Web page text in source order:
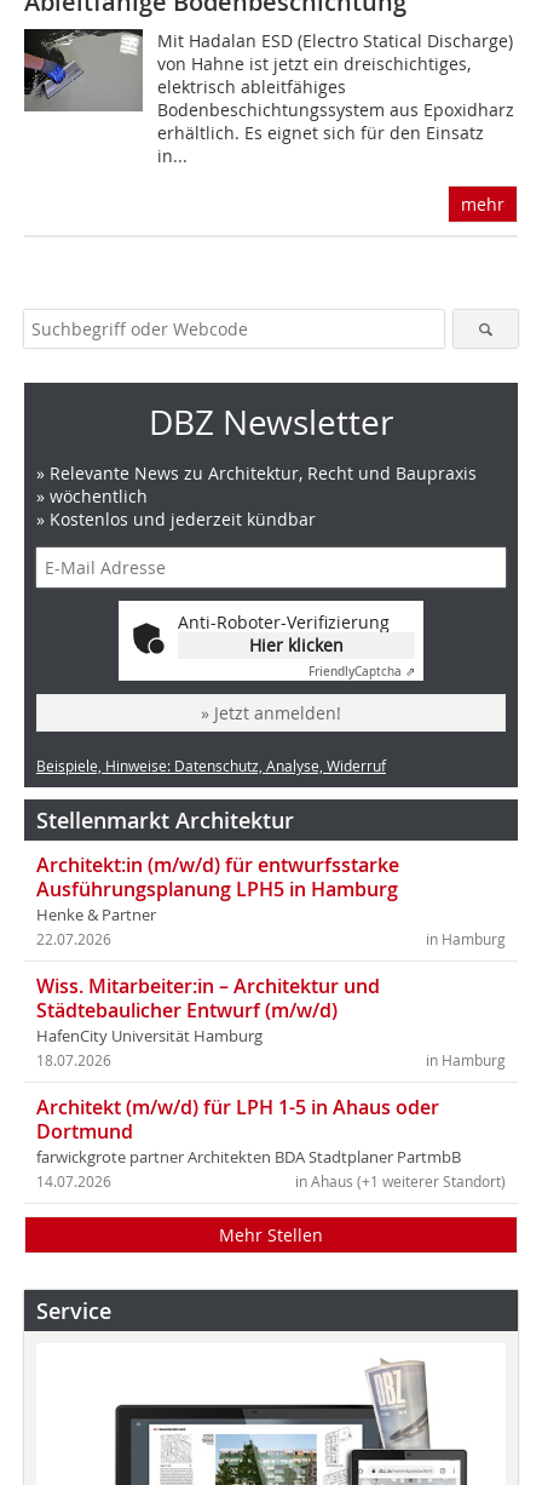
Mit Hadalan ESD (Electro Statical Discharge)
von Hahne ist jetzt ein dreischichtiges,
elektrisch ableitfähiges
Bodenbeschichtungssystem aus Epoxidharz
erhältlich. Es eignet sich für den Einsatz
in...
mehr
DBZ Newsletter
» Relevante News zu Architektur, Recht und Baupraxis
» wöchentlich
» Kostenlos und jederzeit kündbar
Anti-Roboter-Verifizierung
Hier klicken
FriendlyCaptcha ⇗
» Jetzt anmelden!
Beispiele, Hinweise: Datenschutz, Analyse, Widerruf
Stellenmarkt Architektur
Architekt:in (m/w/d) für entwurfsstarke
Ausführungsplanung LPH5 in Hamburg
Henke & Partner
in Hamburg
22.07.2026
Wiss. Mitarbeiter:in – Architektur und
Städtebaulicher Entwurf (m/w/d)
HafenCity Universität Hamburg
in Hamburg
18.07.2026
Architekt (m/w/d) für LPH 1-5 in Ahaus oder
Dortmund
farwickgrote partner Architekten BDA Stadtplaner PartmbB
in Ahaus (+1 weiterer Standort)
14.07.2026
Mehr Stellen
Service